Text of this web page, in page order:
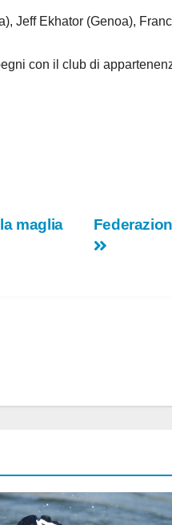
Jeff Ekhator (Genoa),
con il club di
maglia